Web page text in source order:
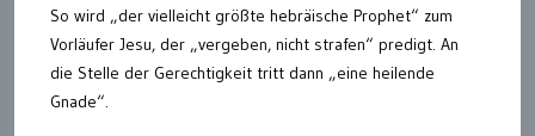
So wird „der vielleicht größte hebräische Prophet“ zum
Vorläufer Jesu, der „vergeben, nicht strafen“ predigt. An
die Stelle der Gerechtigkeit tritt dann „eine heilende
Gnade“.